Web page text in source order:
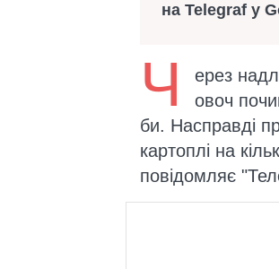
на Telegraf у
Ч
ерез
овоч
би. Насправді
картоплі на
повідомляє